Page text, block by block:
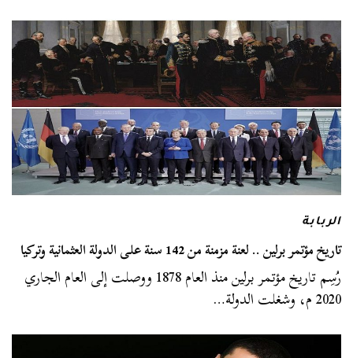
الربابة
تاريخ مؤتمر برلين .. لعنة مزمنة من 142 سنة على الدولة العثمانية وتركيا
رُسِم تاريخ مؤتمر برلين منذ العام 1878 ووصلت إلى العام الجاري
2020 م، وشغلت الدولة…